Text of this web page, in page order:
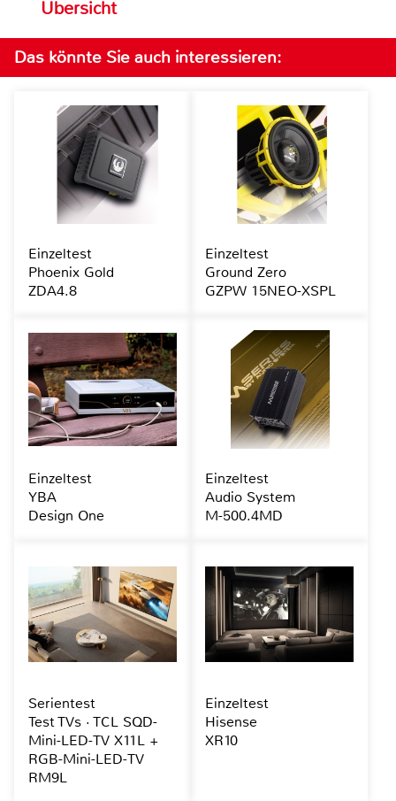
Übersicht
Das könnte Sie auch interessieren:
Einzeltest
Phoenix Gold
ZDA4.8
Einzeltest
Ground Zero
GZPW 15NEO-XSPL
Einzeltest
YBA
Design One
Einzeltest
Audio System
M-500.4MD
Serientest
Test TVs · TCL SQD-
Mini-LED-TV X11L +
RGB-Mini-LED-TV
RM9L
Einzeltest
Hisense
XR10